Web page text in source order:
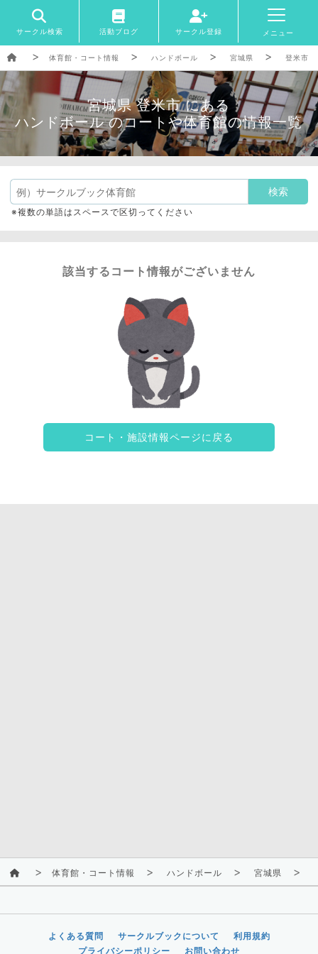
サークル検索 活動ブログ サークル登録 メニュー
体育館・コート情報 ハンドボール 宮城県 登米市
宮城県 登米市 にある
ハンドボール のコートや体育館の情報一覧
※複数の単語はスペースで区切ってください
該当するコート情報がございません
コート・施設情報ページに戻る
体育館・コート情報 ハンドボール 宮城県
よくある質問 サークルブックについて
利用規約
プライバシーポリシー
お問い合わせ